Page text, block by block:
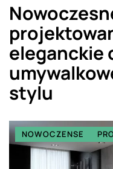
eleganckie
stylu
NOWOCZENSE